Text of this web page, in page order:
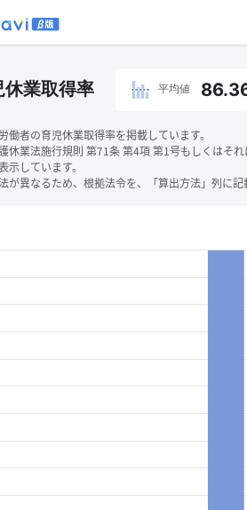
休業取得率 平均値
働者の育児休業取得率を掲載しています。
休業法施行規則 第71条 第4項 第1号もしくはそ
示しています。
が異なるため、根拠法令を、「算出方法」列に